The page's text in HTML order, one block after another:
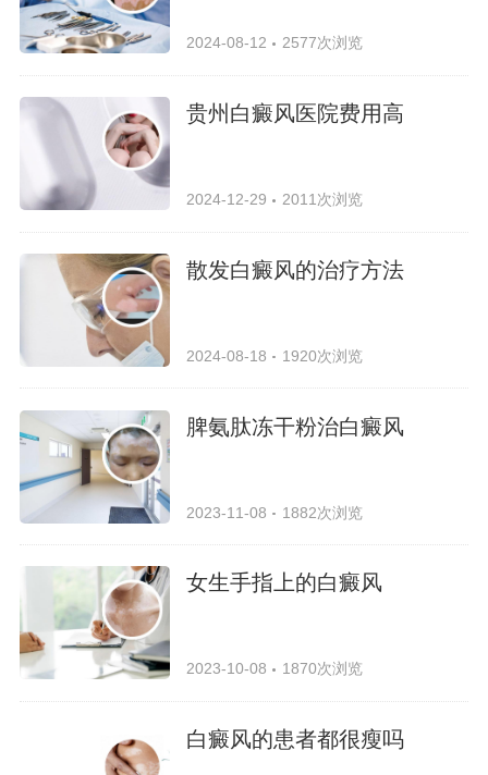
2024-08-12 2577次浏览
贵州白癜风医院费用高
2024-12-29 2011次浏览
散发白癜风的治疗方法
2024-08-18 1920次浏览
脾氨肽冻干粉治白癜风
2023-11-08 1882次浏览
女生手指上的白癜风
2023-10-08 1870次浏览
白癜风的患者都很瘦吗